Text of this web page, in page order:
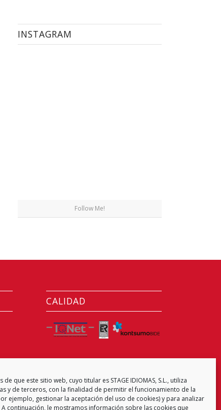
de que este sitio web, cuyo titular es STAGE IDIOMAS, S.L., utiliza
y de terceros, con la finalidad de permitir el funcionamiento de la
ejemplo, gestionar la aceptación del uso de cookies) y para analizar
continuación, le mostramos información sobre las cookies que
INSTAGRAM
Follow Me!
CALIDAD
CENTRO EXAMINADOR